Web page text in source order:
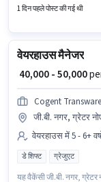
कॉलिंग, वायरिंग, कम्युनिकेशन
1 दिन पहले पोस्ट की गई थी
वेयरहाउस मैनेजर
₹ 40,000 - 50,000
Cogent
जी.बी. नगर, ग्रेटर
वेयरहाउस में 5 - 6+
डे शिफ्ट ग्रेजुएट
यह वैकेंसी जी.बी. नगर,